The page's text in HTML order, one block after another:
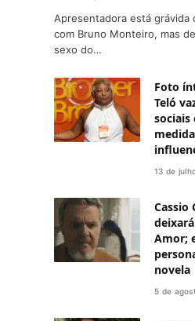
Apresentadora está grávida
com Bruno Monteiro, mas
sexo do…
Foto
Teló
sociais
13 de
Cassio
Amor;
novela
5 de